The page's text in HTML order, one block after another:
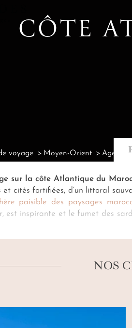
CÔTE
voyage Moyen-Orient Agence
sur la côte Atlantique du Maroc
et cités fortifiées, d’un littoral
paisible des paysages
est inspirante et le fumet des
NOS